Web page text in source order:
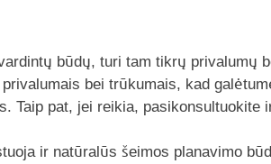
būdų, turi tam tikrų privalumų
bei trūkumais, kad
Taip pat, jei reikia, pasikonsultuokite
ir natūralūs šeimos planavimo